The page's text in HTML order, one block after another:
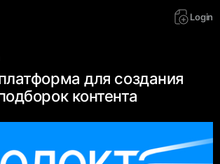
Login
для создания
контента